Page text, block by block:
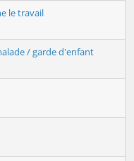
le travail
/ garde d'enfant